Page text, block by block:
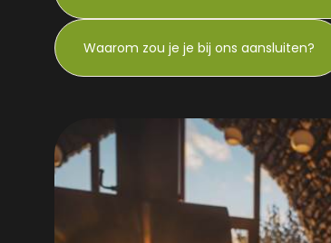
Waarom zou je je bij ons aansluiten?